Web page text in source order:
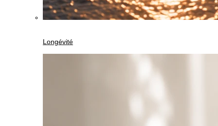
Longévité